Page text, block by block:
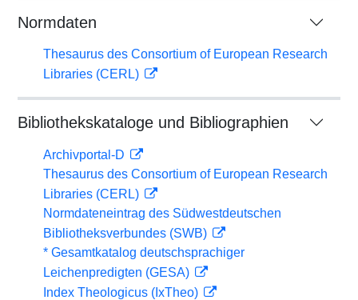
Normdaten
Thesaurus des Consortium of European Research
Libraries (CERL)
Bibliothekskataloge und Bibliographien
Archivportal-D
Thesaurus des Consortium of European Research
Libraries (CERL)
Normdateneintrag des Südwestdeutschen
Bibliotheksverbundes (SWB)
* Gesamtkatalog deutschsprachiger
Leichenpredigten (GESA)
Index Theologicus (IxTheo)